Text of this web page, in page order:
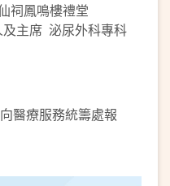
祠鳳鳴樓禮堂
主席 泌尿外科專科
醫療服務統籌處報